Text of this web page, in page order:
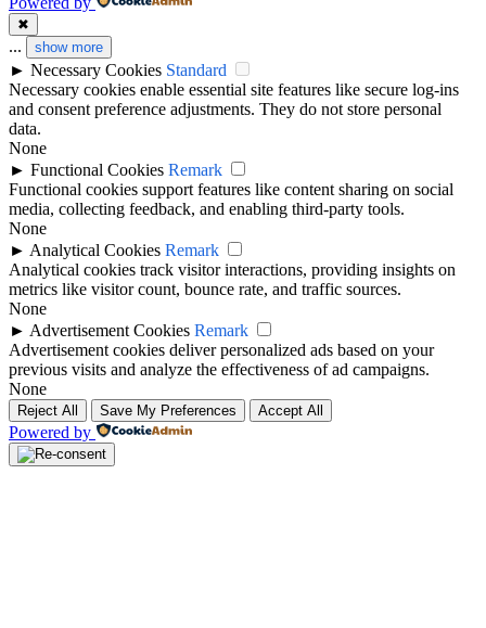
✖
... show more
► Necessary Cookies Standard
Necessary cookies enable essential site features like secure log-ins
and consent preference adjustments. They do not store personal
data.
None
► Functional Cookies Remark
Functional cookies support features like content sharing on social
media, collecting feedback, and enabling third-party tools.
None
► Analytical Cookies Remark
Analytical cookies track visitor interactions, providing insights on
metrics like visitor count, bounce rate, and traffic sources.
None
► Advertisement Cookies Remark
Advertisement cookies deliver personalized ads based on your
previous visits and analyze the effectiveness of ad campaigns.
None
Reject All Save My Preferences Accept All
Powered by